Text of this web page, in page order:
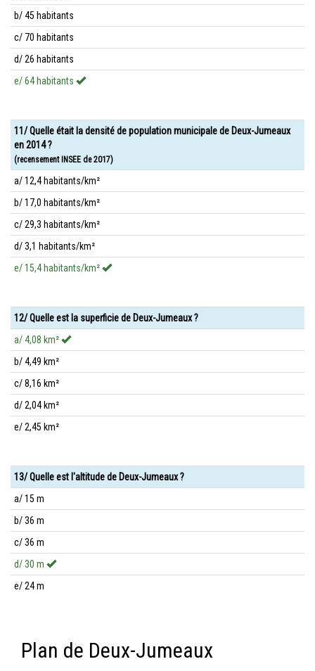
b/ 45 habitants
c/ 70 habitants
d/ 26 habitants
e/ 64 habitants
11/ Quelle était la densité de population municipale de Deux-Jumeaux
en 2014 ?
(recensement INSEE de 2017)
a/ 12,4 habitants/km²
b/ 17,0 habitants/km²
c/ 29,3 habitants/km²
d/ 3,1 habitants/km²
e/ 15,4 habitants/km²
12/ Quelle est la superficie de Deux-Jumeaux ?
a/ 4,08 km²
b/ 4,49 km²
c/ 8,16 km²
d/ 2,04 km²
e/ 2,45 km²
13/ Quelle est l'altitude de Deux-Jumeaux ?
a/ 15 m
b/ 36 m
c/ 36 m
d/ 30 m
e/ 24 m
Plan de Deux-Jumeaux